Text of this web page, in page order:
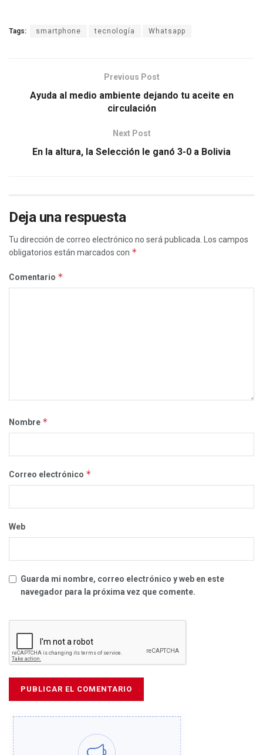
Tags: smartphone tecnología Whatsapp
Previous Post
Ayuda al medio ambiente dejando tu aceite en
circulación
Next Post
En la altura, la Selección le ganó 3-0 a Bolivia
Deja una respuesta
Tu dirección de correo electrónico no será publicada.
Los campos
obligatorios están marcados con *
Comentario *
Nombre *
Correo electrónico *
Web
Guarda mi nombre, correo electrónico y web en este
navegador para la próxima vez que comente.